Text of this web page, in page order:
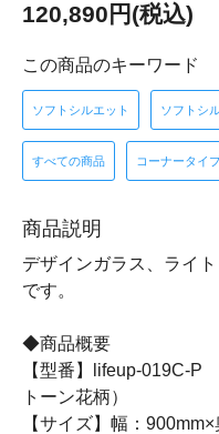
120,890円(税込)
この商品のキーワード
ソフトシルエット ソフトシ
すべての商品 コーナータイ
商品説明
デザインガラス、ライ
です。
◆商品概要
【型番】lifeup-019C-P
トーン花柄）
【サイズ】幅：